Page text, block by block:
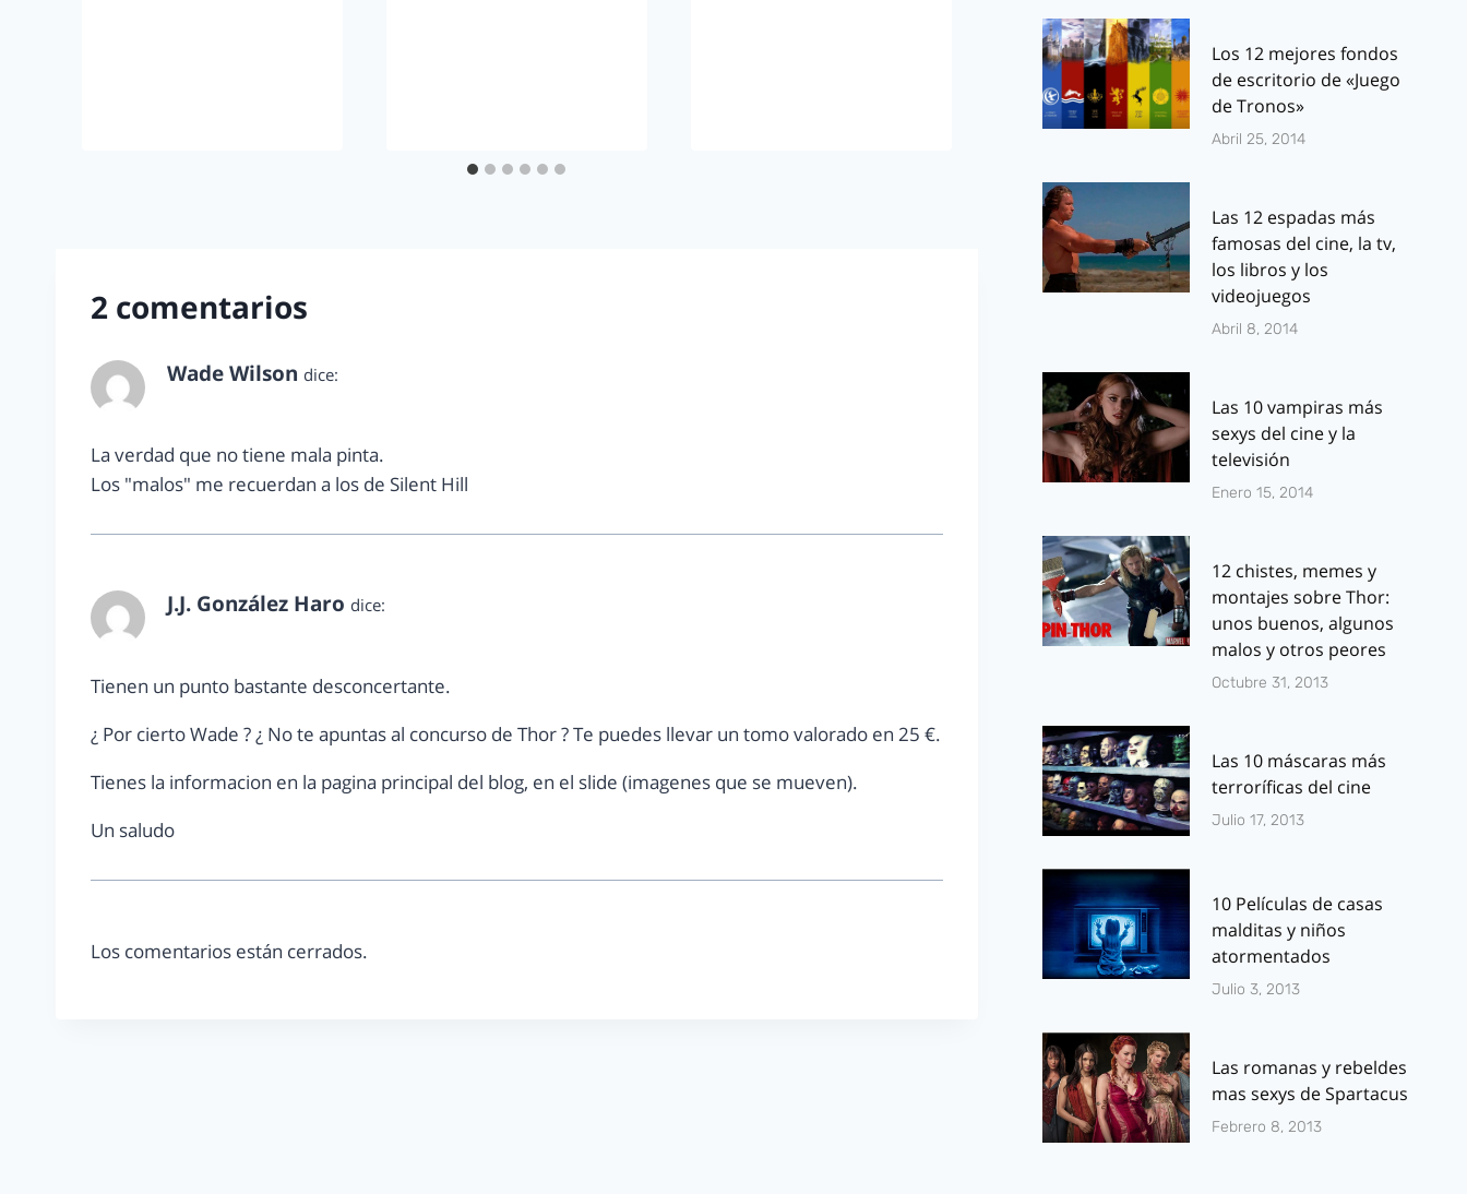
Wonder Woman
PorJ.J. González Haro
julio 1, 2014
2 comentarios
Wade Wilson dice:
La verdad que no tiene mala pinta.
Los "malos" me recuerdan a los de Silent Hill
J.J. González Haro dice:
Tienen un punto bastante desconcertante.
¿ Por cierto Wade ? ¿ No te apuntas al concurso de Thor ? Te puedes llevar un tomo valorado en 25 €.
Tienes la informacion en la pagina principal del blog, en el slide (imagenes que se mueven).
Un saludo
Los comentarios están cerrados.
Los 12 mejores fondos
de escritorio de «Juego
de Tronos»
Abril 25, 2014
Las 12 espadas más
famosas del cine, la tv,
los libros y los
videojuegos
Abril 8, 2014
Las 10 vampiras más
sexys del cine y la
televisión
Enero 15, 2014
12 chistes, memes y
montajes sobre Thor:
unos buenos, algunos
malos y otros peores
Octubre 31, 2013
Las 10 máscaras más
terroríficas del cine
Julio 17, 2013
10 Películas de casas
malditas y niños
atormentados
Julio 3, 2013
Las romanas y rebeldes
mas sexys de Spartacus
Febrero 8, 2013